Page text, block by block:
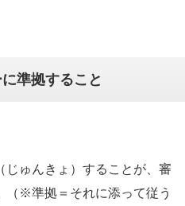
準拠すること
じゅんきょ）することが、審
（※準拠＝それに添って従う